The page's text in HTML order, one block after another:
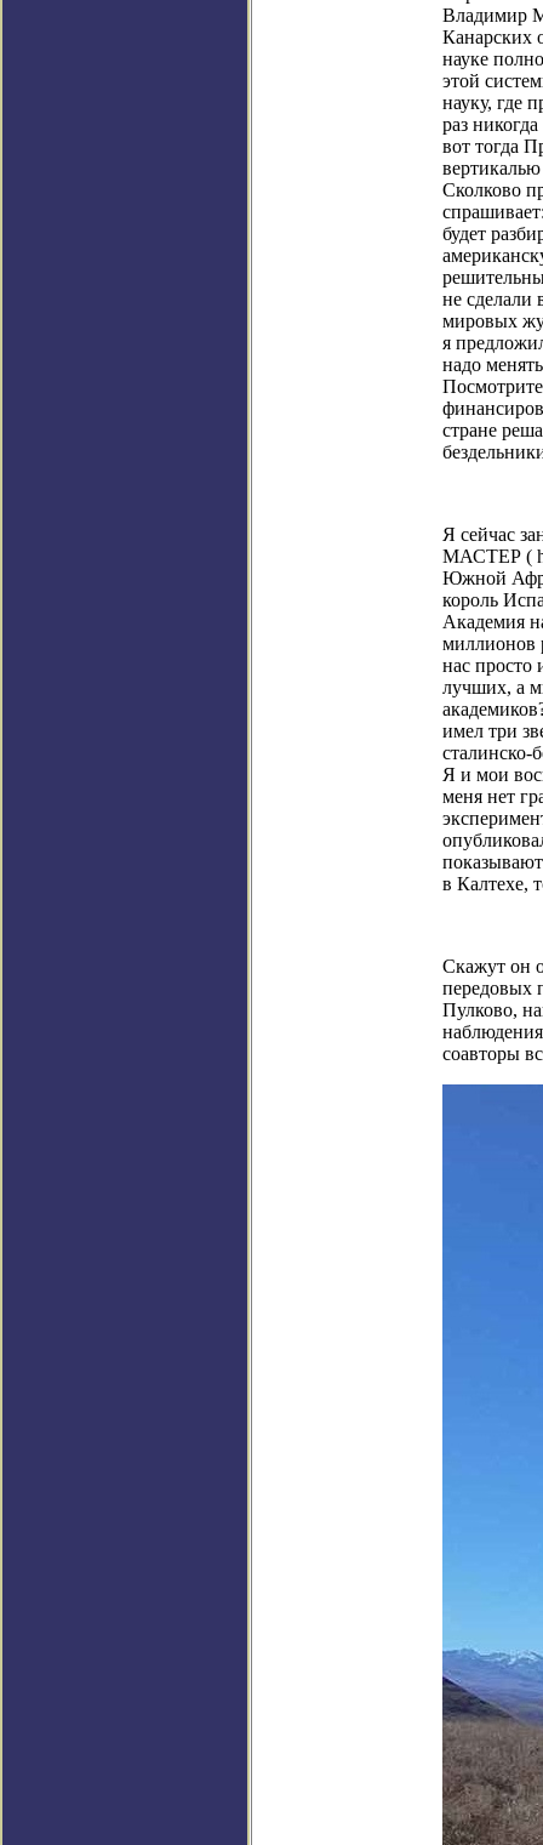
Владимир
Канарских
науке
этой
науку, где
раз
вот тогда
Сколково
будет
не сделали
мировых
я
надо
стране
Я сейчас
МАСТЕР (
Южной
король
Академия
миллионов
нас просто
лучших, а
имел три
Я и мои
меня нет
в Калтехе,
Скажут он
передовых
Пулково,
соавторы